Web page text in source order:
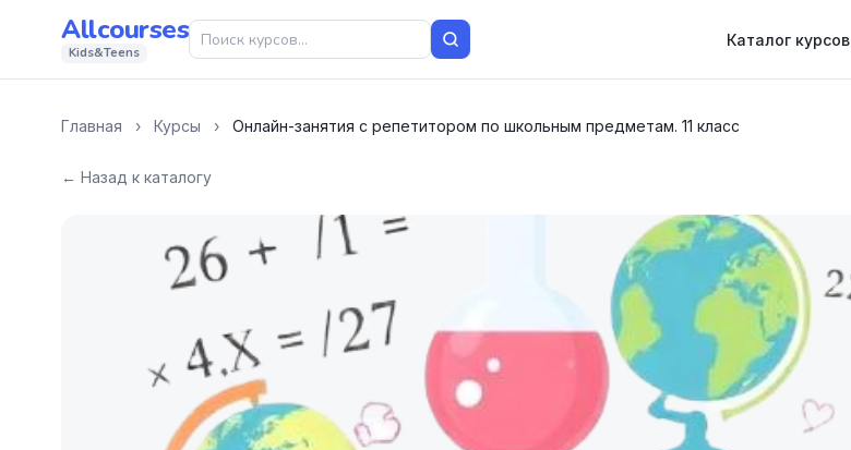
Allcourses
Kids&Teens
Каталог курсов
Главная › Курсы › Онлайн-занятия с репетитором по школьным предметам. 11 класс
← Назад к каталогу